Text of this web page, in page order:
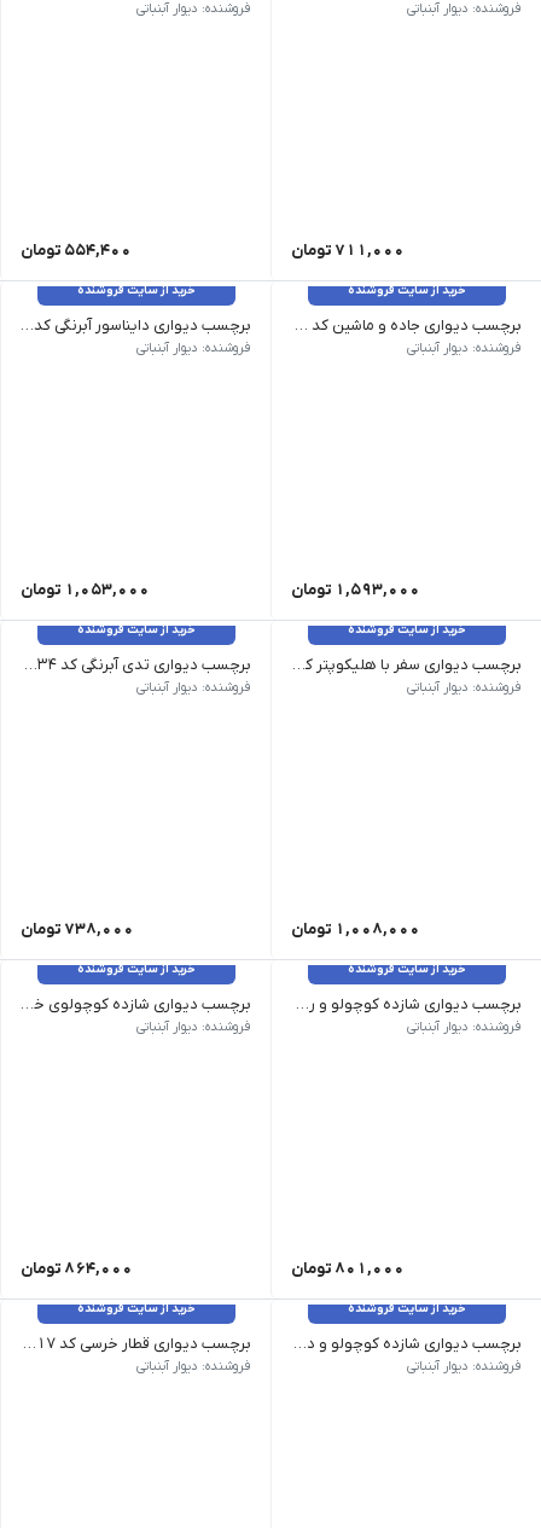
فروشنده: دیوار آبنباتی
711,000 تومان
فروشنده: دیوار آبنباتی
554,400 تومان
خرید از سایت فروشنده
برچسب دیواری جاده و ماشین کد 1556 وزن 120 گرم سایز: ابعاد بعد از نصب طول 170 سانت ارتفاع 90 سانت رنگ رنگبندی غیر قابل تغییر هست
فروشنده: دیوار آبنباتی
1,593,000 تومان
خرید از سایت فروشنده
برچسب دیواری دایناسور آبرنگی کد 1548 وزن 120 گرم سایز: هر دایناسور 22 در 22 سانت میباشد رنگ رنگبندی قابل تغییر نیست
فروشنده: دیوار آبنباتی
1,053,000 تومان
خرید از سایت فروشنده
برچسب دیواری سفر با هلیکوپتر کد 1535 وزن 120 گرم سایز: ابعاد بعد از نصب طول 190 سانت ارتفاع 170 سانت رنگ: بدون تغییر رنگ
فروشنده: دیوار آبنباتی
1,008,000 تومان
خرید از سایت فروشنده
برچسب دیواری تدی آبرنگی کد 1534 وزن 120 گرم سایز: بزرگ 82*85، متوسط 72*75، کوچک 57*60 رنگ رنگبندی غیرقابل تغییر
فروشنده: دیوار آبنباتی
738,000 تومان
خرید از سایت فروشنده
برچسب دیواری شازده کوچولو و روباه کد 1526 وزن 120 گرم سایز: بزرگ 90*115، متوسط 80*100
فروشنده: دیوار آبنباتی
801,000 تومان
خرید از سایت فروشنده
برچسب دیواری شازده کوچولوی خلبان کد 1525 وزن 120 گرم سایز: بزرگ 100*100، متوسط 80*95
فروشنده: دیوار آبنباتی
864,000 تومان
خرید از سایت فروشنده
برچسب دیواری شازده کوچولو و دوربین کد 1524 وزن 120 گرم سایز: بزرگ 100*100، متوسط 70*85
فروشنده: دیوار آبنباتی
خرید از سایت فروشنده
برچسب دیواری قطار خرسی کد 1517 وزن 120 گرم سایز: بزرگ 100*100، متوسط 78*78
فروشنده: دیوار آبنباتی